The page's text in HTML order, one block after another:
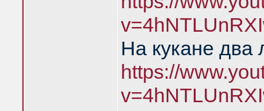
На кукане два
https://